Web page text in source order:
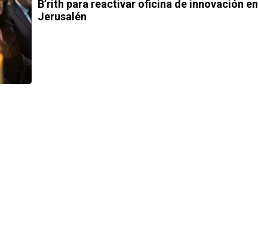
B’rith para reactivar oficina de innovación en
Jerusalén